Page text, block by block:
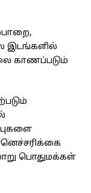
இடங்களில்
காணப்படும்
பொதுமக்கள்